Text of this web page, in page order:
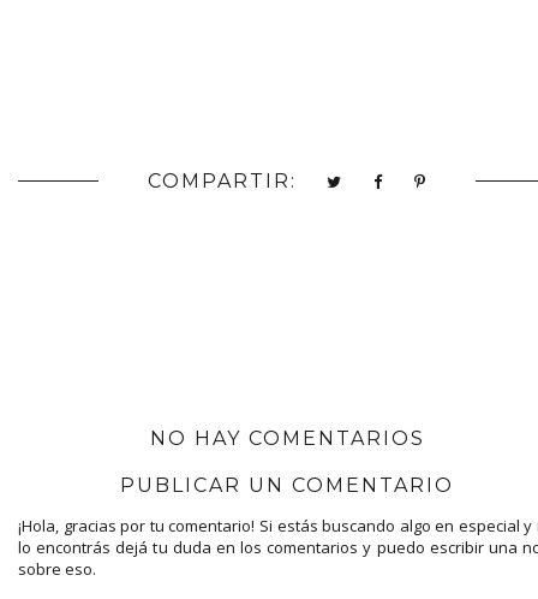
COMPARTIR:
NO HAY COMENTARIOS
PUBLICAR UN COMENTARIO
¡Hola, gracias por tu comentario! Si estás buscando algo en especial y
lo encontrás dejá tu duda en los comentarios y puedo escribir una
sobre eso.